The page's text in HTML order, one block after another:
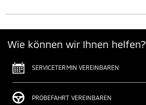
Wie können wir Ihnen helfen?
SERVICETERMIN VEREINBAREN
PROBEFAHRT VEREINBAREN